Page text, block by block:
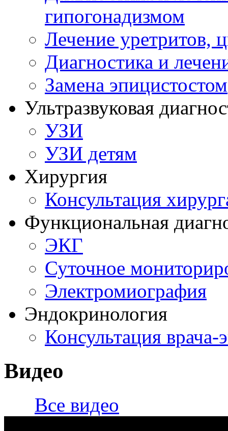
гипогонадизмом
Лечение уретритов,
Диагностика и
Замена эпицистостом
Ультразвуковая
УЗИ
УЗИ детям
Хирургия
Консультация
Функциональная
ЭКГ
Суточное
Электромиография
Эндокринология
Консультация врача-
Видео
Все видео